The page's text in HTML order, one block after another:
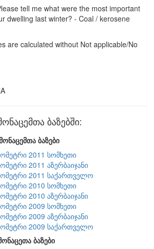
tell me what were the most important
dwelling last winter? - Coal / kerosene
are calculated without Not applicable/No
ბაზებში:
ბაზები
2011 სომხეთი
2011 აზერბაიჯანი
2011 საქართველო
2010 სომხეთი
2010 აზერბაიჯანი
2009 სომხეთი
2009 აზერბაიჯანი
2009 საქართველო
ბაზები